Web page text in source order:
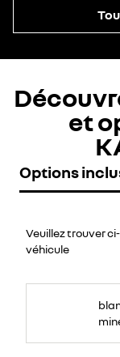
et
Options
Veuillez trouver
véhicule